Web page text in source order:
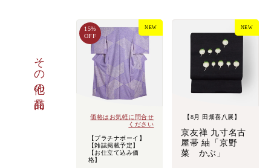
その他の商品
価格はお気軽に問合せ
ください
【プラチナボーイ】
【雑誌掲載予定】
【お仕立て込み価
格】
NEW
15%
OFF
【8月 田畑喜八展】
京友禅 九寸名古
屋帯 紬「京野
菜 かぶ」
NEW